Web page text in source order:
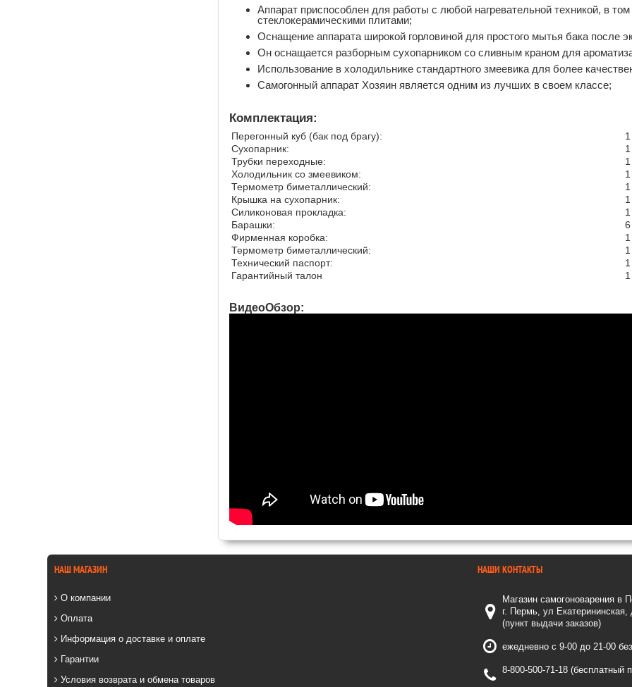
Аппарат приспособлен для работы с любой нагревательной техникой, в
стеклокерамическими плитами;
Оснащение аппарата широкой горловиной для простого мытья бака после
Он оснащается разборным сухопарником со сливным краном для
Использование в холодильнике стандартного змеевика для более
Самогонный аппарат Хозяин является одним из лучших в своем классе;
Комплектация:
Перегонный куб (бак под брагу):
Сухопарник:
Трубки переходные:
Холодильник со змеевиком:
Термометр биметаллический:
Крышка на сухопарник:
Силиконовая прокладка:
Барашки:
6
Фирменная коробка:
Термометр биметаллический:
Технический паспорт:
Гарантийный талон
ВидеоОбзор:
НАШ МАГАЗИН
О компании
Оплата
Информация о доставке и оплате
Гарантии
Условия возврата и обмена товаров
НАШИ КОНТАКТЫ
Магазин самогоноварения в
г. Пермь, ул Екатерининская,
(пункт выдачи заказов)
ежедневно с 9-00 до 21-00
8-800-500-71-18 (бесплатный